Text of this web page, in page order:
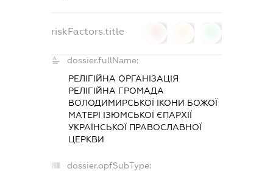
riskFactors.title
dossier.fullName:
РЕЛІГІЙНА ОРГАНІЗАЦІЯ
РЕЛІГІЙНА ГРОМАДА
ВОЛОДИМИРСЬКОЇ ІКОНИ БОЖОЇ
МАТЕРІ ІЗЮМСЬКОЇ ЄПАРХІЇ
УКРАЇНСЬКОЇ ПРАВОСЛАВНОЇ
ЦЕРКВИ
dossier.opfSubType: